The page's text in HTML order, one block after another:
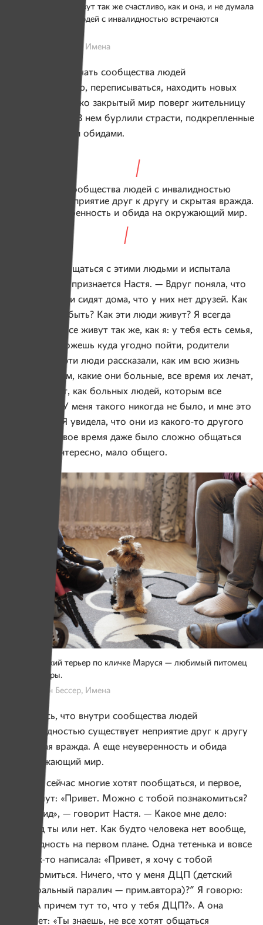
думала, что все живут так же счастливо, как и она, и не думала
о том, что среди людей с инвалидностью встречаются
Фото: Иван Бессер, Имена
Настя стала изучать сообщества людей
с инвалидностью, переписываться, находить новых
знакомых. Однако закрытый мир поверг жительницу
Линово в шок. В нем бурлили страсти, подкрепленные
одиночеством и обидами.
Внутри сообщества людей с инвалидностью
существует неприятие друг к другу и скрытая вражда.
А еще неуверенность и обида на окружающий мир.
— Я начала общаться с этими людьми и испытала
дикий шок, — признается Настя. — Вдруг поняла, что
многие годами сидят дома, что у них нет друзей. Как
такое может быть? Как эти люди живут? Я всегда
думала, что все живут так же, как я: у тебя есть семья,
друзья, ты можешь куда угодно пойти, родители
отпустят. А эти люди рассказали, как им всю жизнь
твердят о том, какие они больные, все время их лечат,
воспитывают, как больных людей, которым все
запрещено. У меня такого никогда не было, и мне это
было дико. Я увидела, что они из какого-то другого
мира. И первое время даже было сложно общаться
с ними: неинтересно, мало общего.
Йоркширский терьер по кличке Маруся — любимый питомец
Насти Хмары.
Фото: Иван Бессер, Имена
Оказалось, что внутри сообщества людей
с инвалидностью существует неприятие друг к другу
и скрытая вражда. А еще неуверенность и обида
на окружающий мир.
— Даже сейчас многие хотят пообщаться, и первое,
что пишут: «Привет. Можно с тобой познакомиться?
Я инвалид», — говорит Настя. — Какое мне дело:
инвалид ты или нет. Как будто человека нет вообще,
инвалидность на первом плане. Одна тетенька и вовсе
мне как-то написала: «Привет, я хочу с тобой
познакомиться. Ничего, что у меня ДЦП (детский
церебральный паралич — прим.автора)?" Я говорю:
«Нет. А причем тут то, что у тебя ДЦП?». А она
отвечает: «Ты знаешь, не все хотят общаться